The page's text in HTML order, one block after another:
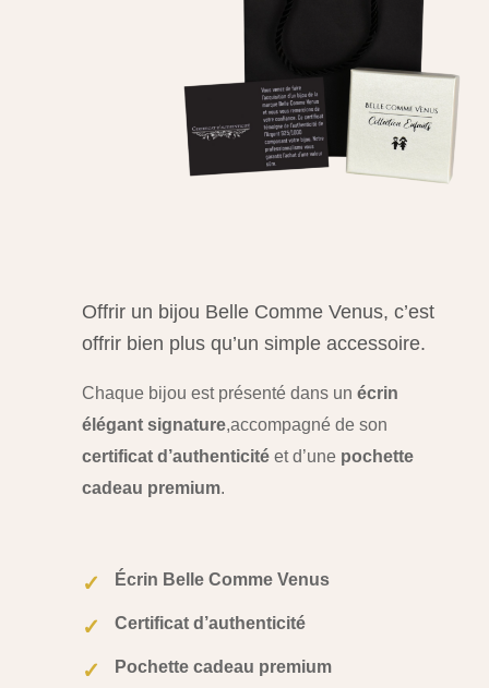
Offrir un bijou Belle Comme Venus, c’est
offrir bien plus qu’un simple accessoire.
Chaque bijou est présenté dans un écrin
élégant signature,accompagné de son
certificat d’authenticitéet d’une pochette
cadeau premium.
✓ Écrin Belle Comme Venus
✓ Certificat d’authenticité
✓ Pochette cadeau premium